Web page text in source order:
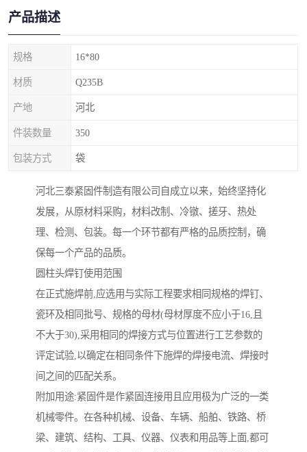
产品描述
规格 16*80
材质 Q235B
产地 河北
件装数量 350
包装方式 袋
河北三泰紧固件制造有限公司自成立以来，始终坚持化
发展，从原材料采购，材料改制、冷镦、搓牙、热处
理、检测、包装。每一个环节都有严格的品质控制，确
保每一个产品的品质。
圆柱头焊钉使用范围
在正式施焊前,应选用与实际工程要求相同规格的焊钉、
瓷环及相同批号、规格的母材(母材厚度不应小于16,且
不大于30),采用相同的焊接方式与位置进行工艺参数的
评定试验,以确定在相同条件下施焊的焊接电流、焊接时
间之间的匹配关系。
附加用途:紧固件是作紧固连接用且应用极为广泛的一类
机械零件。在各种机械、设备、车辆、船舶、铁路、桥
梁、建筑、结构、工具、仪器、仪表和用品等上面,都可